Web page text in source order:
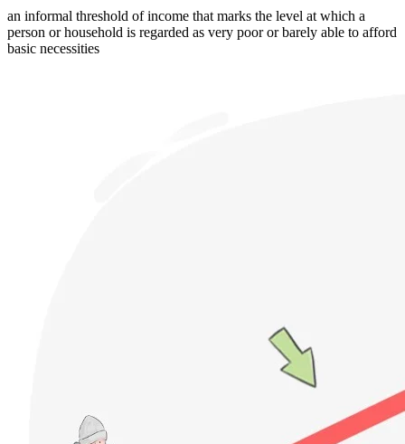
an informal threshold of income that marks the level at which a
person or household is regarded as very poor or barely able to afford
basic necessities